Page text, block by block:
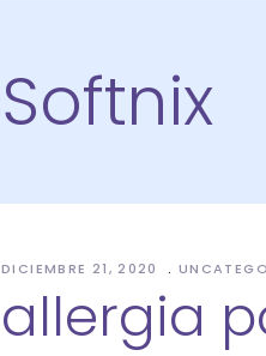
Softnix
DICIEMBRE 21, 2020
allergia